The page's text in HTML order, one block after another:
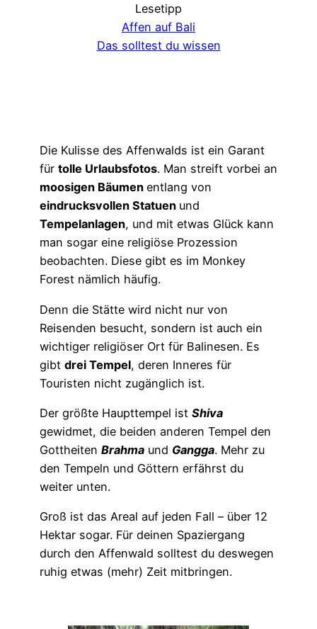
Lesetipp
Affen auf Bali
Das solltest du wissen
Die Kulisse des Affenwalds ist ein Garant
für tolle Urlaubsfotos. Man streift vorbei an
moosigen Bäumen entlang von
eindrucksvollen Statuen und
Tempelanlagen, und mit etwas Glück kann
man sogar eine religiöse Prozession
beobachten. Diese gibt es im Monkey
Forest nämlich häufig.
Denn die Stätte wird nicht nur von
Reisenden besucht, sondern ist auch ein
wichtiger religiöser Ort für Balinesen. Es
gibt drei Tempel, deren Inneres für
Touristen nicht zugänglich ist.
Der größte Haupttempel ist Shiva
gewidmet, die beiden anderen Tempel den
Gottheiten Brahma und Gangga. Mehr zu
den Tempeln und Göttern erfährst du
weiter unten.
Groß ist das Areal auf jeden Fall – über 12
Hektar sogar. Für deinen Spaziergang
durch den Affenwald solltest du deswegen
ruhig etwas (mehr) Zeit mitbringen.